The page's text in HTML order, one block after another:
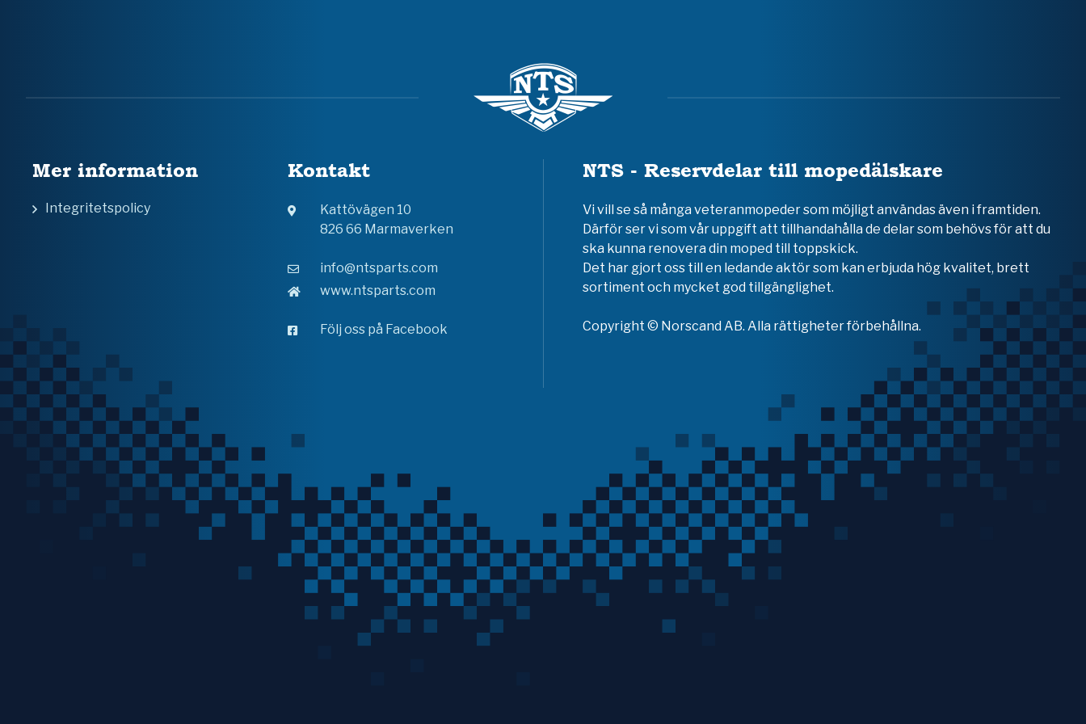
Mer information
Integritetspolicy
Kontakt
Kattövägen 10
826 66 Marmaverken
info@ntsparts.com
www.ntsparts.com
Följ oss på Facebook
NTS - Reservdelar till mopedälskare
Vi vill se så många veteranmopeder som möjligt användas även i framtiden.
Därför ser vi som vår uppgift att tillhandahålla de delar som behövs för att du
ska kunna renovera din moped till toppskick.
Det har gjort oss till en ledande aktör som kan erbjuda hög kvalitet, brett
sortiment och mycket god tillgänglighet.
Copyright © Norscand AB. Alla rättigheter förbehållna.